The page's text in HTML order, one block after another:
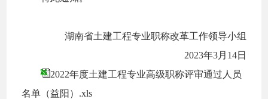
湖南省土建工程专业职称改革工作领导小组
2023年3月 14日
2022年度土建工程专业高级职称评审通过人员
名单（益阳）.xls